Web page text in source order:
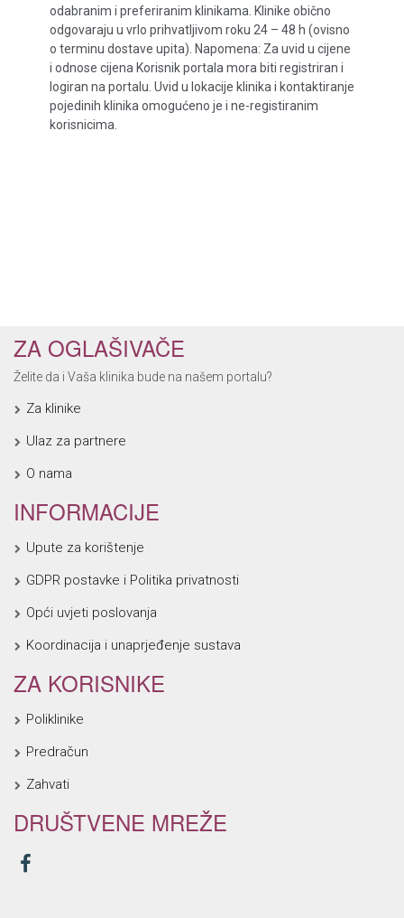
odabranim i preferiranim klinikama. Klinike obično
odgovaraju u vrlo prihvatljivom roku 24 – 48 h (ovisno
o terminu dostave upita). Napomena: Za uvid u cijene
i odnose cijena Korisnik portala mora biti registriran i
logiran na portalu. Uvid u lokacije klinika i kontaktiranje
pojedinih klinika omogućeno je i ne-registiranim
korisnicima.
ZA OGLAŠIVAČE
Želite da i Vaša klinika bude na našem portalu?
Za klinike
Ulaz za partnere
O nama
INFORMACIJE
Upute za korištenje
GDPR postavke i Politika privatnosti
Opći uvjeti poslovanja
Koordinacija i unaprjeđenje sustava
ZA KORISNIKE
Poliklinike
Predračun
Zahvati
DRUŠTVENE MREŽE